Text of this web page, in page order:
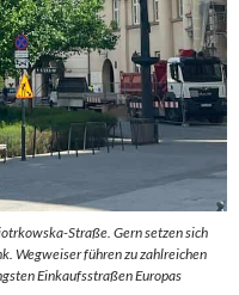
Straße. Gern setzen sich
Wegweiser führen zu zahlreichen
Einkaufsstraßen Europas